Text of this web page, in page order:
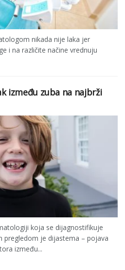
nikada nije laka jer
i na različite načine vrednuju
između zuba na najbrži
koja se dijagnostifikuje
pregledom je dijastema – pojava
između...